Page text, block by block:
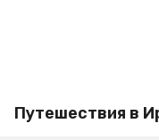
Путешествия в